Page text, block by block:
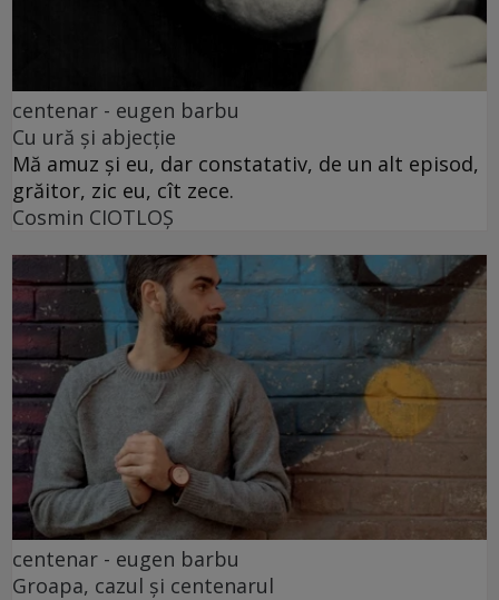
centenar - eugen barbu
Cu ură și abjecție
Mă amuz și eu, dar constatativ, de un alt episod,
grăitor, zic eu, cît zece.
Cosmin CIOTLOŞ
centenar - eugen barbu
Groapa, cazul și centenarul